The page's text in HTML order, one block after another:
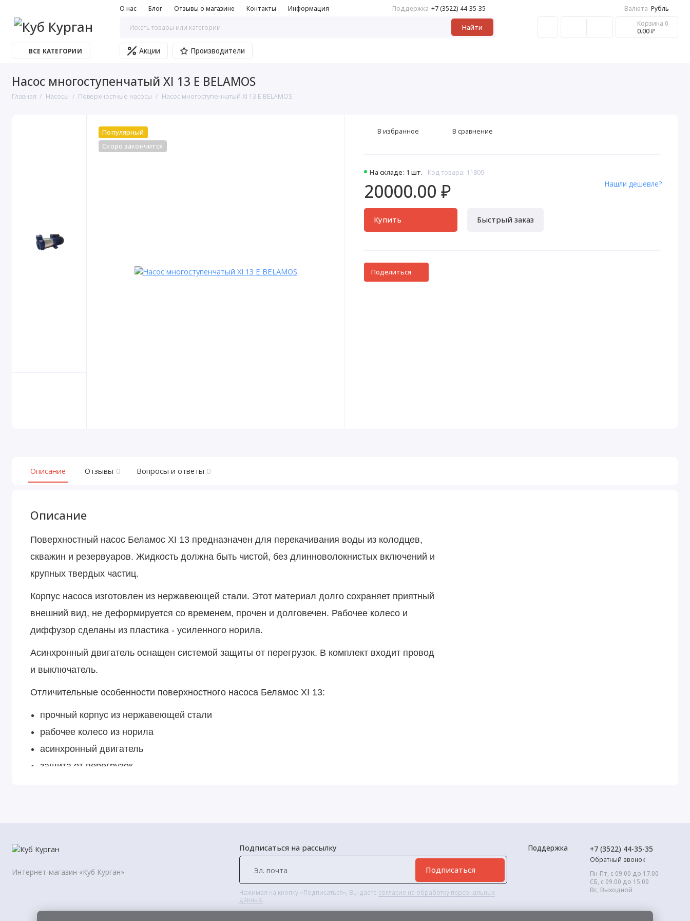
О нас Блог Отзывы о магазине Контакты Информация Поддержка +7 (3522) 44-35-35 Валюта Рубль
Найти Корзина 0
0.00 ₽
ВСЕ КАТЕГОРИИ Акции Производители
Насос многоступенчатый XI 13 Е BELAMOS
Главная Насосы Поверхностные насосы Насос многоступенчатый XI 13 Е BELAMOS
Популярный
Скоро закончится
На складе: 1 шт. Код товара: 11809
20000.00 ₽
Купить Быстрый заказ
Нашли дешевле?
В избранное В сравнение
Поделиться
Описание Отзывы 0 Вопросы и ответы 0
Описание
Поверхностный насос Беламос XI 13 предназначен для перекачивания воды из колодцев,
скважин и резервуаров. Жидкость должна быть чистой, без длинноволокнистых включений и
крупных твердых частиц.
Корпус насоса изготовлен из нержавеющей стали. Этот материал долго сохраняет приятный
внешний вид, не деформируется со временем, прочен и долговечен. Рабочее колесо и
диффузор сделаны из пластика - усиленного норила.
Асинхронный двигатель оснащен системой защиты от перегрузок. В комплект входит провод
и выключатель.
Отличительные особенности поверхностного насоса Беламос XI 13:
прочный корпус из нержавеющей стали
рабочее колесо из норила
асинхронный двигатель
защита от перегрузок
Интернет-магазин «Куб Курган»
Подписаться на рассылку
Подписаться
Нажимая на кнопку «Подписаться», Вы даете согласие на обработку персональных
данных.
Поддержка +7 (3522) 44-35-35
Обратный звонок
Пн-Пт, с 09.00 до 17.00
СБ, с 09.00 до 15.00
Вс, Выходной